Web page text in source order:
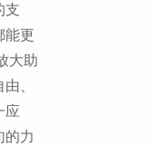
支
能更
大助
、
应
的力